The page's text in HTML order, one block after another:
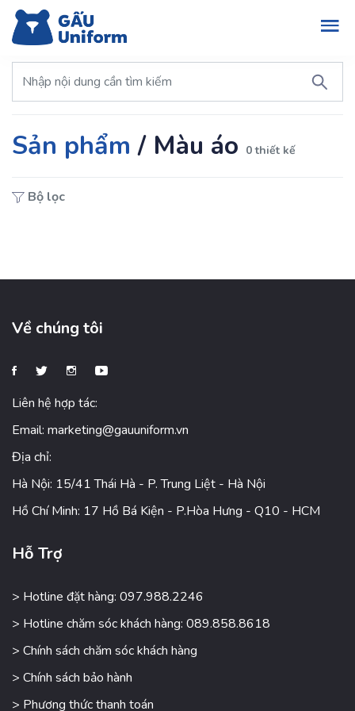
Sản phẩm / Màu áo 0 thiết kế
Bộ lọc
Về chúng tôi
Liên hệ hợp tác:
Email: marketing@gauuniform.vn
Địa chỉ:
Hà Nội: 15/41 Thái Hà - P. Trung Liệt - Hà Nội
Hồ Chí Minh: 17 Hồ Bá Kiện - P.Hòa Hưng - Q10 - HCM
Hỗ Trợ
> Hotline đặt hàng: 097.988.2246
> Hotline chăm sóc khách hàng: 089.858.8618
> Chính sách chăm sóc khách hàng
> Chính sách bảo hành
> Phương thức thanh toán